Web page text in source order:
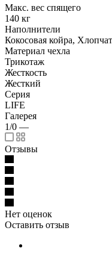
Макс. вес спящего
140 кг
Наполнители
Кокосовая койра,
Материал чехла
Трикотаж
Жесткость
Жесткий
Серия
LIFE
Галерея
1/0 —
Отзывы
Нет оценок
Оставить отзыв